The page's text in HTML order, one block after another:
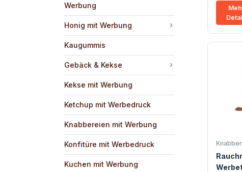
Werbung
Honig mit Werbung
Kaugummis
Gebäck & Kekse
Kekse mit Werbung
Ketchup mit Werbedruck
Knabbereien mit Werbung
Konfitüre mit Werbedruck
Kuchen mit Werbung